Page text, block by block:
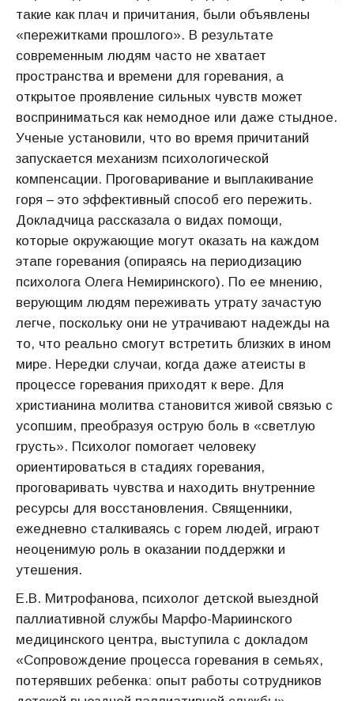
такие как плач и причитания, были объявлены
«пережитками прошлого». В результате
современным людям часто не хватает
пространства и времени для горевания, а
открытое проявление сильных чувств может
восприниматься как немодное или даже стыдное.
Ученые установили, что во время причитаний
запускается механизм психологической
компенсации. Проговаривание и выплакивание
горя – это эффективный способ его пережить.
Докладчица рассказала о видах помощи,
которые окружающие могут оказать на каждом
этапе горевания (опираясь на периодизацию
психолога Олега Немиринского). По ее мнению,
верующим людям переживать утрату зачастую
легче, поскольку они не утрачивают надежды на
то, что реально смогут встретить близких в ином
мире. Нередки случаи, когда даже атеисты в
процессе горевания приходят к вере. Для
христианина молитва становится живой связью с
усопшим, преобразуя острую боль в «светлую
грусть». Психолог помогает человеку
ориентироваться в стадиях горевания,
проговаривать чувства и находить внутренние
ресурсы для восстановления. Священники,
ежедневно сталкиваясь с горем людей, играют
неоценимую роль в оказании поддержки и
утешения.
Е.В. Митрофанова, психолог детской выездной
паллиативной службы Марфо-Мариинского
медицинского центра, выступила с докладом
«Сопровождение процесса горевания в семьях,
потерявших ребенка: опыт работы сотрудников